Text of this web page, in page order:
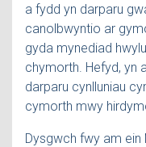
a fydd yn darparu
canolbwyntio ar
gyda mynediad
chymorth. Hefyd, yn
darparu cynlluniau
cymorth mwy
Dysgwch fwy am ein